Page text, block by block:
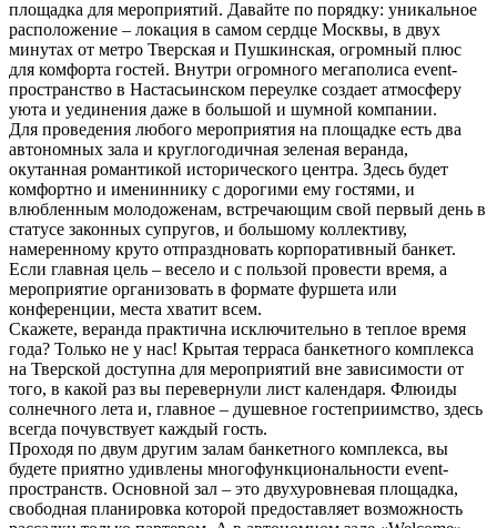
площадка для мероприятий. Давайте по порядку: уникальное
расположение – локация в самом сердце Москвы, в двух
минутах от метро Тверская и Пушкинская, огромный плюс
для комфорта гостей. Внутри огромного мегаполиса event-
пространство в Настасьинском переулке создает атмосферу
уюта и уединения даже в большой и шумной компании.
Для проведения любого мероприятия на площадке есть два
автономных зала и круглогодичная зеленая веранда,
окутанная романтикой исторического центра. Здесь будет
комфортно и имениннику с дорогими ему гостями, и
влюбленным молодоженам, встречающим свой первый день в
статусе законных супругов, и большому коллективу,
намеренному круто отпраздновать корпоративный банкет.
Если главная цель – весело и с пользой провести время, а
мероприятие организовать в формате фуршета или
конференции, места хватит всем.
Скажете, веранда практична исключительно в теплое время
года? Только не у нас! Крытая терраса банкетного комплекса
на Тверской доступна для мероприятий вне зависимости от
того, в какой раз вы перевернули лист календаря. Флюиды
солнечного лета и, главное – душевное гостеприимство, здесь
всегда почувствует каждый гость.
Проходя по двум другим залам банкетного комплекса, вы
будете приятно удивлены многофункциональности event-
пространств. Основной зал – это двухуровневая площадка,
свободная планировка которой предоставляет возможность